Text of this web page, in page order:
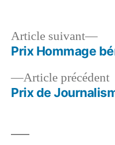
Navigation
deArticle précédent
Prix de
Article suivant
Prix Hommage